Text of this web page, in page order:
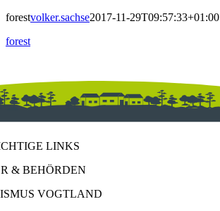
forestvolker.sachse2017-11-29T09:57:33+01:00
forest
LINKS
& BEHÖRDEN
VOGTLAND